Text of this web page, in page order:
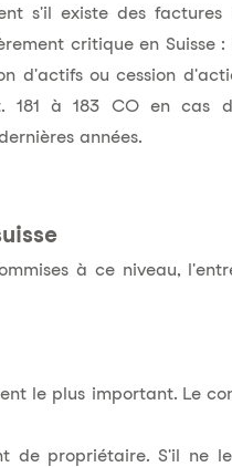
s'il existe des factures
critique en Suisse :
d'actifs ou cession
181 à 183 CO en cas
années.
à ce niveau,
le plus important. Le
de propriétaire. S'il ne